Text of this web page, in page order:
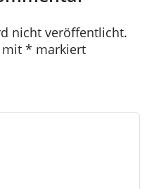
nicht veröffentlicht.
mit * markiert